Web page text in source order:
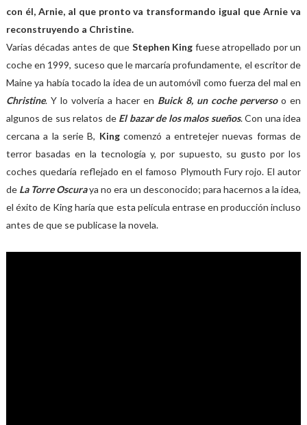
con él, Arnie, al que pronto va transformando igual que Arnie va
reconstruyendo a Christine.
Varias décadas antes de que Stephen King fuese atropellado por un
coche en 1999, suceso que le marcaría profundamente, el escritor de
Maine ya había tocado la idea de un automóvil como fuerza del mal en
Christine. Y lo volvería a hacer en Buick 8, un coche perversoo en
algunos de sus relatos de El bazar de los malos sueños. Con una idea
cercana a la serie B, Kingcomenzó a entretejer nuevas formas de
terror basadas en la tecnología y, por supuesto, su gusto por los
coches quedaría reflejado en el famoso Plymouth Fury rojo. El autor
de La Torre Oscuraya no era un desconocido; para hacernos a la idea,
el éxito de King haría que esta película entrase en producción incluso
antes de que se publicase la novela.